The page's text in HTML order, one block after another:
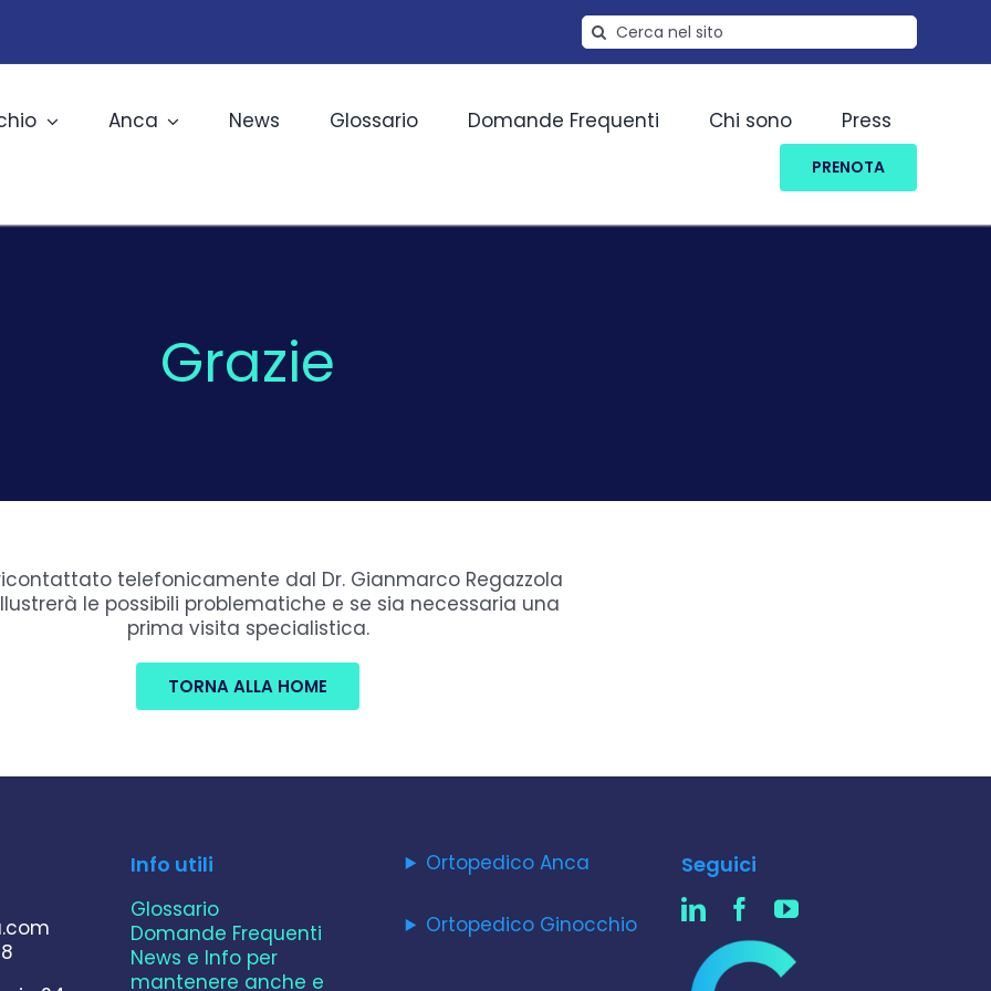
Cerca
per:
Anca News Glossario Domande Frequenti Chi sono Press
PRENOTA
Grazie
telefonicamente dal Dr. Gianmarco Regazzola
le possibili problematiche e se sia necessaria una
prima visita specialistica.
TORNA ALLA HOME
Info utili
Glossario
Domande Frequenti
News e Info per
mantenere anche e
Ortopedico Anca
Ortopedico Ginocchio
Seguici